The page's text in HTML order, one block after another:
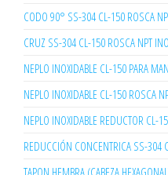
CODO 90° SS-304 CL-150 ROSCA
CRUZ SS-304 CL-150 ROSCA NPT
NEPLO INOXIDABLE CL-150 PARA
NEPLO INOXIDABLE CL-150 ROSCA
NEPLO INOXIDABLE REDUCTOR CL-
REDUCCIÓN CONCENTRICA SS-304